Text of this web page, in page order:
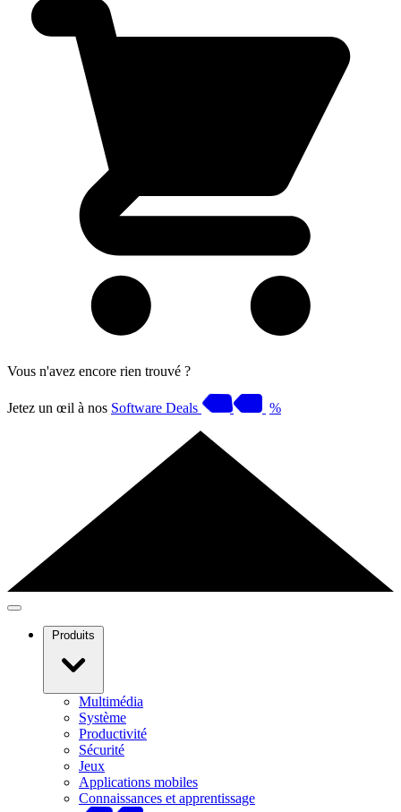
Vous n'avez encore rien trouvé ?
Jetez un œil à nos Software Deals %
Produits
Multimédia
Système
Productivité
Sécurité
Jeux
Applications mobiles
Connaissances et apprentissage